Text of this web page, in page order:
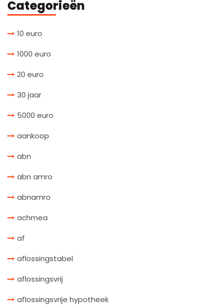
Categorieën
10 euro
1000 euro
20 euro
30 jaar
5000 euro
aankoop
abn
abn amro
abnamro
achmea
af
aflossingstabel
aflossingsvrij
aflossingsvrije hypotheek